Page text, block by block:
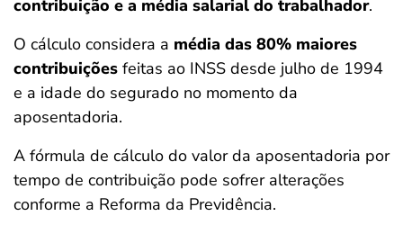
contribuição e a média salarial do trabalhador.
O cálculo considera a média das 80% maiores
contribuições feitas ao INSS desde julho de 1994
e a idade do segurado no momento da
aposentadoria.
A fórmula de cálculo do valor da aposentadoria por
tempo de contribuição pode sofrer alterações
conforme a Reforma da Previdência.